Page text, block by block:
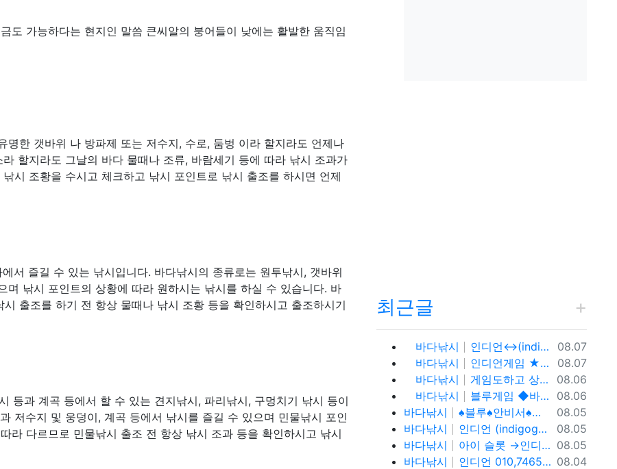
도 가능하다는 현지인 말씀 큰씨알의 붕어들이 낮에는 활발한 움직임
한 갯바위 나 방파제 또는 저수지, 수로, 둠벙 이라 할지라도 언제나
할지라도 그날의 바다 물때나 조류, 바람세기 등에 따라 낚시 조과가
시 조황을 수시고 체크하고 낚시 포인트로 낚시 출조를 하시면 언제
서 즐길 수 있는 낚시입니다. 바다낚시의 종류로는 원투낚시, 갯바위
낚시 포인트의 상황에 따라 원하시는 낚시를 하실 수 있습니다. 바
출조를 하기 전 항상 물때나 낚시 조황 등을 확인하시고 출조하시기
등과 계곡 등에서 할 수 있는 견지낚시, 파리낚시, 구멍치기 낚시 등이
저수지 및 웅덩이, 계곡 등에서 낚시를 즐길 수 있으며 민물낚시 포인
라 다르므로 민물낚시 출조 전 항상 낚시 조과 등을 확인하시고 낚시
최근글
등록일
08.07
바다낚시
인디언↔(indigo game)o1o.81.7 9.5.2.7.4% 인디언 바둑이,온라인 홀덤 투명한 운영 방식과 다양한 참가 기회
등록일
08.07
바다낚시
인디언게임 ★fefas.net★와일드홀덤 토너먼트 섹­시카­지노뉴카­지노 아이 슬롯 아시아슬­롯 i-slot슬­롯
등록일
08.06
바다낚시
게임도하고 상금도받자! 0１O=7465 = 3464 인디언 홀덤 블루게임
등록일
08.06
바다낚시
블루게임 ◆바둑이 와일드홀덤 토너먼트◆ pshotgam.com ◆코인충전/테더/USDT가능◆블루게임◆ 온라인 실전 blue바 둑 이.
등록일
08.05
바다낚시
♠블루♠안비서♠ㅇ10,81,79,52,74 (blue) 바이브게임
등록일
08.05
바다낚시
인디언 (indigogame) 콜센터. holdemSITE.문의: ㅋㅏ톡 / 텔ㄹㅔ : T S T 3 6 5
등록일
08.05
바다낚시
아이 슬롯 →인디언홀덤게임 0. 10.81.7 9.→5.2.7.4%
등록일
08.04
바다낚시
인디언 010,7465,3464 (indigo-game) 콜센터.